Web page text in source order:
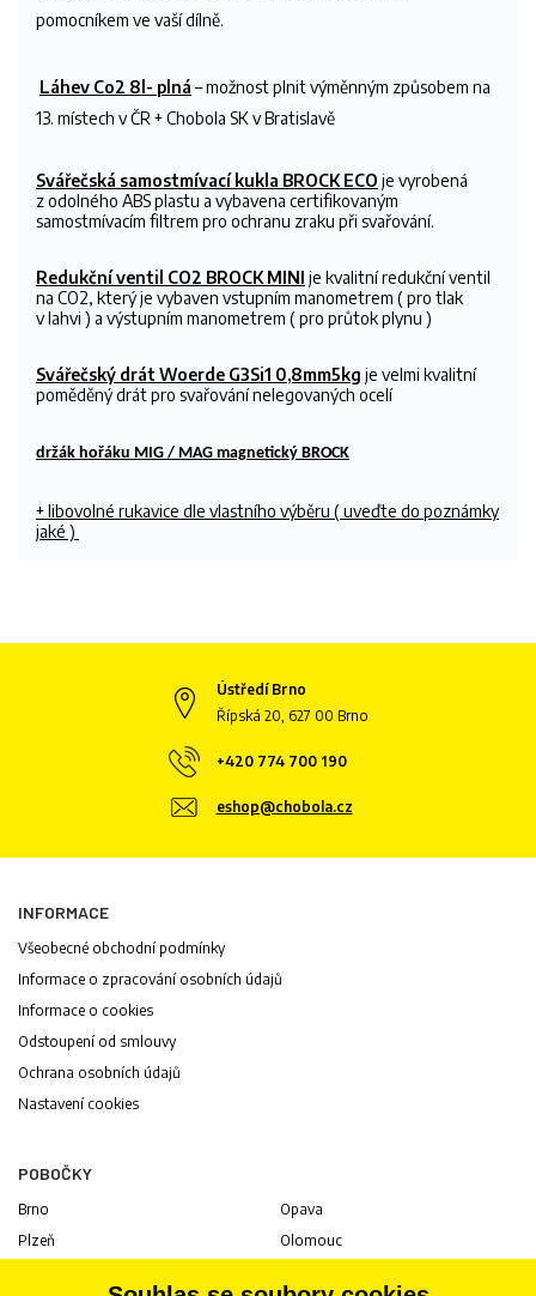
pomocníkem ve vaší dílně.
Láhev Co2 8l- plná –možnost plnit výměnným způsobem na
13. místech v ČR + Chobola SK v Bratislavě
Svářečská samostmívací kukla BROCK ECO je vyrobená
z odolného ABS plastu a vybavena certifikovaným
samostmívacím filtrem pro ochranu zraku při svařování.
Redukční ventil CO2 BROCK MINI je kvalitní redukční ventil
na CO2, který je vybaven vstupním manometrem ( pro tlak
v lahvi ) a výstupním manometrem ( pro průtok plynu )
Svářečský drát Woerde G3Si1 0,8mm5kg je velmi kvalitní
poměděný drát pro svařování nelegovaných ocelí
držák hořáku MIG / MAG magnetický BROCK
+ libovolné rukavice dle vlastního výběru ( uveďte do poznámky
jaké )
Ústředí Brno
Řípská 20, 627 00 Brno
+420 774 700 190
eshop@chobola.cz
INFORMACE
Všeobecné obchodní podmínky
Informace o zpracování osobních údajů
Informace o cookies
Odstoupení od smlouvy
Ochrana osobních údajů
Nastavení cookies
POBOČKY
Brno
Plzeň
Opava
Olomouc